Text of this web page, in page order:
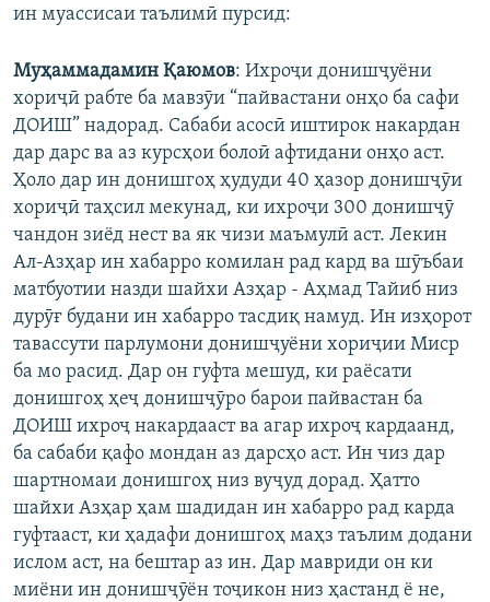
ин муассисаи таълимӣ пурсид:
Муҳаммадамин Қаюмов: Ихроҷи донишҷуёни
хориҷӣ рабте ба мавзӯи “пайвастани онҳо ба сафи
ДОИШ” надорад. Сабаби асосӣ иштирок накардан
дар дарс ва аз курсҳои болоӣ афтидани онҳо аст.
Ҳоло дар ин донишгоҳ ҳудуди 40 ҳазор донишҷӯи
хориҷӣ таҳсил мекунад, ки ихроҷи 300 донишҷӯ
чандон зиёд нест ва як чизи маъмулӣ аст. Лекин
Ал-Азҳар ин хабарро комилан рад кард ва шӯъбаи
матбуотии назди шайхи Азҳар - Аҳмад Тайиб низ
дурӯғ будани ин хабарро тасдиқ намуд. Ин изҳорот
тавассути парлумони донишҷуёни хориҷии Миср
ба мо расид. Дар он гуфта мешуд, ки раёсати
донишгоҳ ҳеҷ донишҷӯро барои пайвастан ба
ДОИШ ихроҷ накардааст ва агар ихроҷ кардаанд,
ба сабаби қафо мондан аз дарсҳо аст. Ин чиз дар
шартномаи донишгоҳ низ вуҷуд дорад. Ҳатто
шайхи Азҳар ҳам шадидан ин хабарро рад карда
гуфтааст, ки ҳадафи донишгоҳ маҳз таълим додани
ислом аст, на бештар аз ин. Дар мавриди он ки
миёни ин донишҷӯён тоҷикон низ ҳастанд ё не,